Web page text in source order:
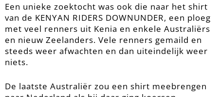
Een unieke zoektocht was ook die naar het shirt
van de KENYAN RIDERS DOWNUNDER, een ploeg
met veel renners uit Kenia en enkele Australiërs
en nieuw Zeelanders. Vele renners gemaild en
steeds weer afwachten en dan uiteindelijk weer
niets.
De laatste Australiër zou een shirt meebrengen